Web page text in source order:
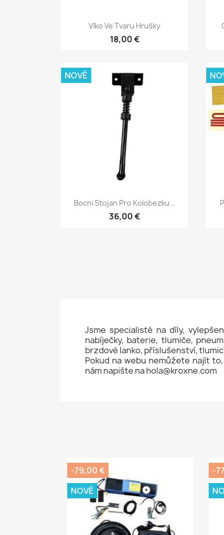
Rychlý náhled
Víko Ve Tvaru Hrušky
18,00 €
Rychlý náhled
Bocni Stojan Pro Kolobezku...
36,00 €
NOVÉ
Jsme specialisté na díly,
nabíječky, baterie, tlumiče,
brzdové lanko, příslušenství,
Pokud na webu nemůžete najít
nám napište na hola@kroxne.com
-79,00 €
NOVÉ
-